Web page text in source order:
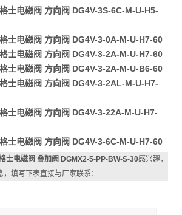
士电磁阀 方向阀 DG4V-3S-6C-M-U-H5-
士电磁阀 方向阀 DG4V-3-0A-M-U-H7-60
士电磁阀 方向阀 DG4V-3-2A-M-U-H7-60
士电磁阀 方向阀 DG4V-3-2A-M-U-B6-60
士电磁阀 方向阀 DG4V-3-2AL-M-U-H7-
士电磁阀 方向阀 DG4V-3-22A-M-U-H7-
士电磁阀 方向阀 DG4V-3-6C-M-U-H7-60
士电磁阀 叠加阀 DGMX2-5-PP-BW-S-30感兴趣，
填写下表直接与厂家联系：